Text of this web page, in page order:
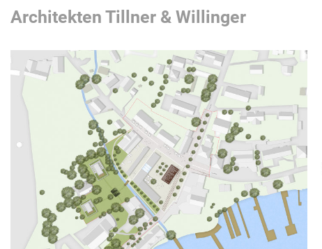
Architekten Tillner & Willinger